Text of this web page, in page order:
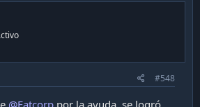
#548
@Fatcorp por la ayuda, se logró